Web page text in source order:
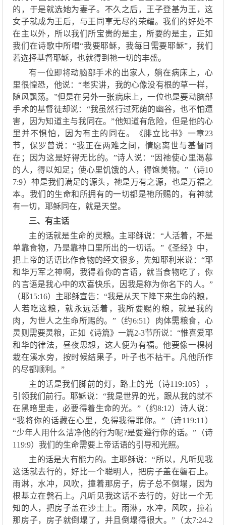
的，于是就选她为妻子。不久 之后， 王子登基为王，这
女子就成为王后，与王同享无尽的荣耀。我们的好处不
在主以外，所以我们所宝贵的是主，所要的是主， 正如
我们在诗歌中所唱“我要耶稣，我每日需要耶稣”，我们
若选择基督耶稣，也就得到祂一切的丰盛。
有一位即将动脑部手术的出家人，躺在病床上，心
里很惶恐，他说：“老实讲，我的心像没有根的草一样，
随风飘荡。 ”但是在另外一张病床上，一位也是要动脑部
手术的基督徒却说： “我虽然行过死荫的幽谷，也不怕遭
害，因为知道主与我同在。”他知道有危险，但是他的心
里并不惧怕 ， 因为有主的同在。 《腓立比书》 一章23
节，保罗 曾说：“我正在两难之间，情愿离世与基督同
在；因为这是好得无比的。 ”诗人说： “因祂使心里渴慕
的人，得以知足；使心里饥饿的人，得饱美物。”（诗10
7:9）神是我们满足的源头， 祂是万有之源，也是万福之
本。我们的生命和所拥有的一切都是祂所赐的，有神就
有一切，耶稣同在，就是天堂。
三、有主话
主的话就是生命的灵粮。 主耶稣说： “人活着，不是
单靠食物，乃是靠神口里所出的一切话。 ”《圣经》 中，
把上帝的话语比作食物的经文很多，先知耶利米说 ： “耶
和华万军之神啊，我得着你的言语，就当食物吃了，你
的言语是我心中的欢喜快乐，因我是称为你名下的人。”
（耶15:16） 主耶稣宣告 ：“我是从天下降下来生命的粮，
人若吃这粮，就永远活着，我所要赐的粮，就是我的
肉，为世人之生命所赐的。 ”（约6:51 ） 肉体需粮食，心
灵则需要灵粮， 正如 《诗篇》 一篇2-3节所说：“惟喜爱耶
和华的律法，昼夜思想，这人便为有福。他要像一棵树
栽在溪水旁，按时候结果子，叶子也不枯干。凡他所作
的尽都顺利。”
主的话是我们脚前的灯，路上的光（诗119:105），
引领我们前行。耶稣说：“我是世界的光，跟从我的就不
在黑暗里走，必要得着生命的光。”（约8:12） 诗人说：
“我将你的话藏在心里，免得我得罪你。 ”（诗119:11 ）
“少年人用什么洁净他的行为呢?是要遵行你的话。” （诗
119:9）我们的生命需要上帝话语的引导和光照。
主的话是大有能力的。主耶稣说：“所以，凡听见我
这话就去行的，好比一个聪明人，把房子盖在磐石上。
雨淋，水冲，风吹，撞着那房子，房子总不倒塌，因为
根基立在磐石上。凡听见我这话不去行的，好比一个无
知的人，把房子盖在沙土上。雨淋，水冲，风吹，撞着
那房子，房子就倒塌了，并且倒塌得很大。”（太7:24-2